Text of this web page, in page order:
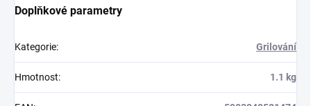
Doplňkové parametry
Kategorie: Grilování
Hmotnost: 1.1 kg